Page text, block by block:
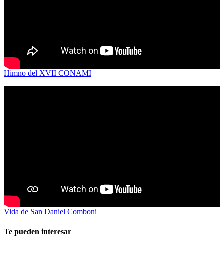
Himno del XVII CONAMI
Vida de San Daniel Comboni
Te pueden interesar